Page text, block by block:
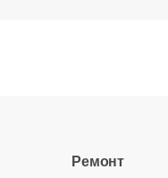
Ремонт